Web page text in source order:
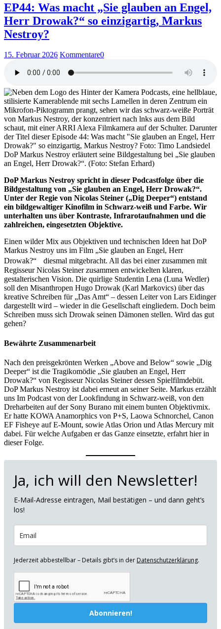
EP44: Was macht „Sie glauben an Engel,
Herr Drowak?“ so einzigartig, Markus
Nestroy?
15. Februar 2026 Kommentare0
DoP Markus Nestroy erläutert seine Bildgestaltung bei „Sie glauben
an Engel, Herr Drowak?“. (Foto: Stefan Erhard)
DoP Markus Nestroy spricht in dieser Podcastfolge über die
Bildgestaltung von „Sie glauben an Engel, Herr Drowak?“.
Unter der Regie von Nicolas Steiner („Dig Deeper“) entstand
ein bildgewaltiger Kinofilm in Schwarz-weiß und Farbe. Wir
unterhalten uns über Kontraste, Infrarotaufnahmen und die
zahlreichen, eingesetzten Objektive.
Einen wilder Mix aus Objektiven und technischen Ideen hat DoP
Markus Nestroy uns im Film „Sie glauben an Engel, Herr
Drowak?“ diesmal mitgebracht. All das bei einer zusammen mit
Regisseur Nicolas Steiner zusammen entwickelten klaren,
gestalterischen Vision. Die quirlige Studentin Lena (Luna Wedler)
soll den Misanthropen Hugo Drowak (Karl Markovics) über das
kreative Schreiben für „Das Amt“ – dessen Leiter von Lars Eidinger
dargestellt wird – wieder in die Gesellschaft eingliedern. Doch beim
Schreiben muss sich Drowak seinen Dämonen stellen. Wird das gut
gehen?
Bewährte Zusammenarbeit
Nach den preisgekrönten Werken „Above and Below“ sowie „Dig
Deeper“ ist die Tragikomödie „Sie glauben an Engel, Herr
Drowak?“ von Regisseur Nicolas Steiner dessen Spielfilmdebüt.
DoP Markus Nestroy ist dabei erneut an seiner Seite. Markus erzählt
uns Im Podcast von der Lookfindung in Schwarz-weiß, von den
Dreharbeiten auf der Sony Burano mit einem bunten Objektivmix.
Er hatte KOWA Anamorphics von P+S, Laowa Schnorchel, Canon
EF Fisheye auf E-Mount, sowie Atlas Orion und Atlas Mercury mit
dabei. Für welche Aufgaben er das Ganze einsetzte, erfahrt hier in
dieser Folge.
Ja, ich will den Newsletter!
E-Mail-Adresse eintragen, Mail bestätigen – und dann geht’s
los!
Jederzeit abbestellbar – Details gibt’s in der Datenschutzerklärung.
Abonnieren!